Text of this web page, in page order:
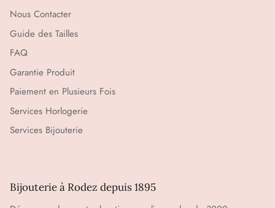
Nous Contacter
Guide des Tailles
FAQ
Garantie Produit
Paiement en Plusieurs Fois
Services Horlogerie
Services Bijouterie
Bijouterie à Rodez depuis 1895